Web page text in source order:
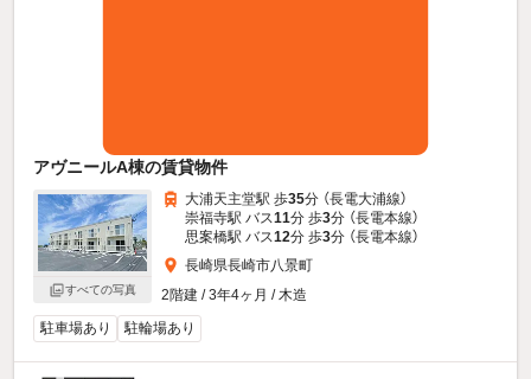
アヴニールA棟の賃貸物件
すべての写真
大浦天主堂駅 歩35分 （長電大浦線）
崇福寺駅 バス11分 歩3分 （長電本線）
思案橋駅 バス12分 歩3分 （長電本線）
長崎県長崎市八景町
2階建 / 3年4ヶ月 / 木造
駐車場あり
駐輪場あり